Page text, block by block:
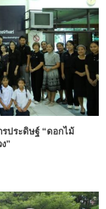
ประดิษฐ์ “ดอกไม้
”